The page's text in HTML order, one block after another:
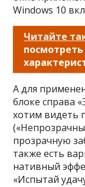
Windows 10
Читайте
А для
блоке справа
хотим видеть
прозрачную
также есть
нативный
«Испытай